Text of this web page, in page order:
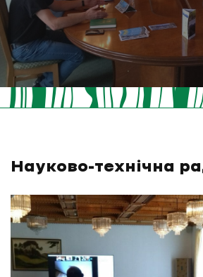
Науково-технічна